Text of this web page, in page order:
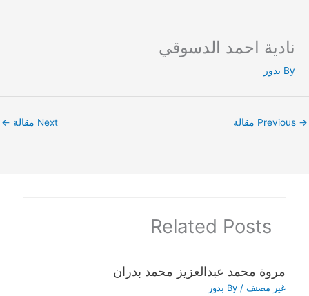
Skip
content
نادية احمد الدسوقي
By بدور
→ Next مقالة ←
Related Posts
مروة محمد عبدالعزيز محمد بدران
غير مصنف / By بدور